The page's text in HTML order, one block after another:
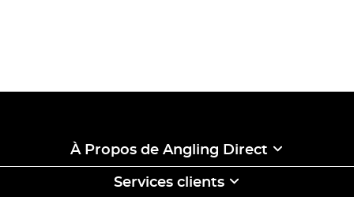
À Propos de Angling Direct
Services clients